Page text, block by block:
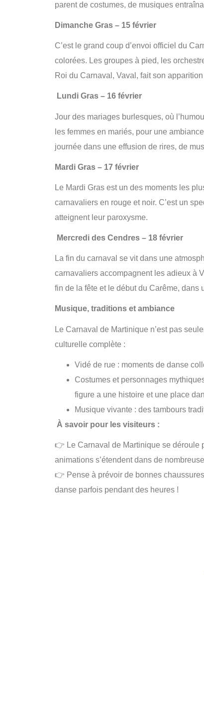
parent de costumes, de musiques
Dimanche Gras – 15 février
C’est le grand coup d’envoi officiel du
colorées. Les groupes à pied, les
Roi du Carnaval, Vaval, fait son
Lundi Gras – 16 février
Jour des mariages burlesques, où
les femmes en mariés, pour une
journée dans une effusion de rires, de
Mardi Gras – 17 février
Le Mardi Gras est un des moments les
carnavaliers en rouge et noir. C’est un
atteignent leur paroxysme.
Mercredi des Cendres – 18 février
La fin du carnaval se vit dans une
carnavaliers accompagnent les adieux à
fin de la fête et le début du Carême, dans
Musique, traditions et ambiance
Le Carnaval de Martinique n’est pas
culturelle complète :
Vidé de rue : moments de danse
Costumes et personnages
figure a une histoire et une place
Musique vivante : des tambours
À savoir pour les visiteurs :
👉 Le Carnaval de Martinique se déroule
animations s’étendent dans de
👉 Pense à prévoir de bonnes
danse parfois pendant des heures !